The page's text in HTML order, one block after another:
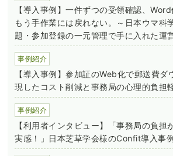
【導入事例】一件ずつの受領確認、Word
もう手作業には戻れない。～日本ウマ科
題・参加登録の一元管理で手に入れた運
事例紹介
【導入事例】参加証のWeb化で郵送費
現したコスト削減と事務局の心理的負担
事例紹介
【利用者インタビュー】「事務局の負担
実感！」日本芝草学会様のConfit導入事